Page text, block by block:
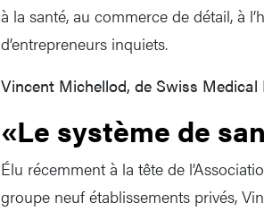
à la santé, au commerce de détail, à
d’entrepreneurs inquiets.
Vincent Michellod, de Swiss Medical
«Le système de
Élu récemment à la tête de
groupe neuf établissements privés,